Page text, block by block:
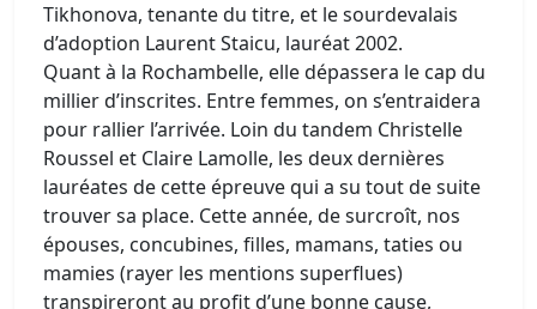
Tikhonova, tenante du titre, et le sourdevalais
d’adoption Laurent Staicu, lauréat 2002.
Quant à la Rochambelle, elle dépassera le cap du
millier d’inscrites. Entre femmes, on s’entraidera
pour rallier l’arrivée. Loin du tandem Christelle
Roussel et Claire Lamolle, les deux dernières
lauréates de cette épreuve qui a su tout de suite
trouver sa place. Cette année, de surcroît, nos
épouses, concubines, filles, mamans, taties ou
mamies (rayer les mentions superflues)
transpireront au profit d’une bonne cause,